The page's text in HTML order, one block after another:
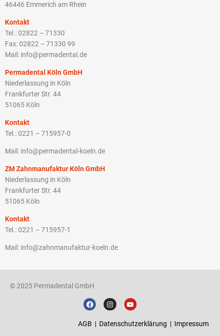
46446 Emmerich am Rhein
Kontakt
Tel.: 02822 – 71330
Fax: 02822 – 71330 99
Mail: info@permadental.de
Permadental Köln GmbH
Niederlassung in Köln
Frankfurter Str. 44
51065 Köln
Kontakt
Tel.: 0221 – 715957-0
Mail: info@permadental-koeln.de
ZM Zahnmanufaktur Köln GmbH
Niederlassung in Köln
Frankfurter Str. 44
51065 Köln
Kontakt
Tel.: 0221 – 715957-1
Mail: info@zahnmanufaktur-koeln.de
© 2025 Permadental GmbH
AGB | Datenschutzerklärung | Impressum